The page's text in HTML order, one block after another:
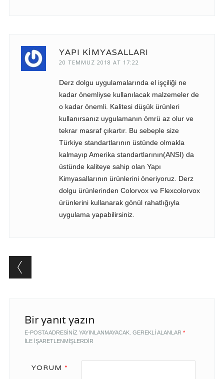
YAPI KIMYASALLARI
20 TEMMUZ 2018 AT 17:22
Derz dolgu uygulamalarında el işçiliği ne
kadar önemliyse kullanılacak malzemeler de
o kadar önemli. Kalitesi düşük ürünleri
kullanırsanız uygulamanın ömrü az olur ve
tekrar masraf çıkartır. Bu sebeple size
Türkiye standartlarının üstünde olmakla
kalmayıp Amerika standartlarının(ANSI) da
üstünde kaliteye sahip olan Yapı
Kimyasallarının ürünlerini öneriyoruz. Derz
dolgu ürünlerinden Colorvox ve Flexcolorvox
ürünlerini kullanarak gönül rahatlığıyla
uygulama yapabilirsiniz.
Comment navigation
Bir yanıt yazın
E-POSTA ADRESINIZ YAYINLANMAYACAK. GEREKLI ALANLAR *
ILE IŞARETLENMIŞLERDIR
YORUM *